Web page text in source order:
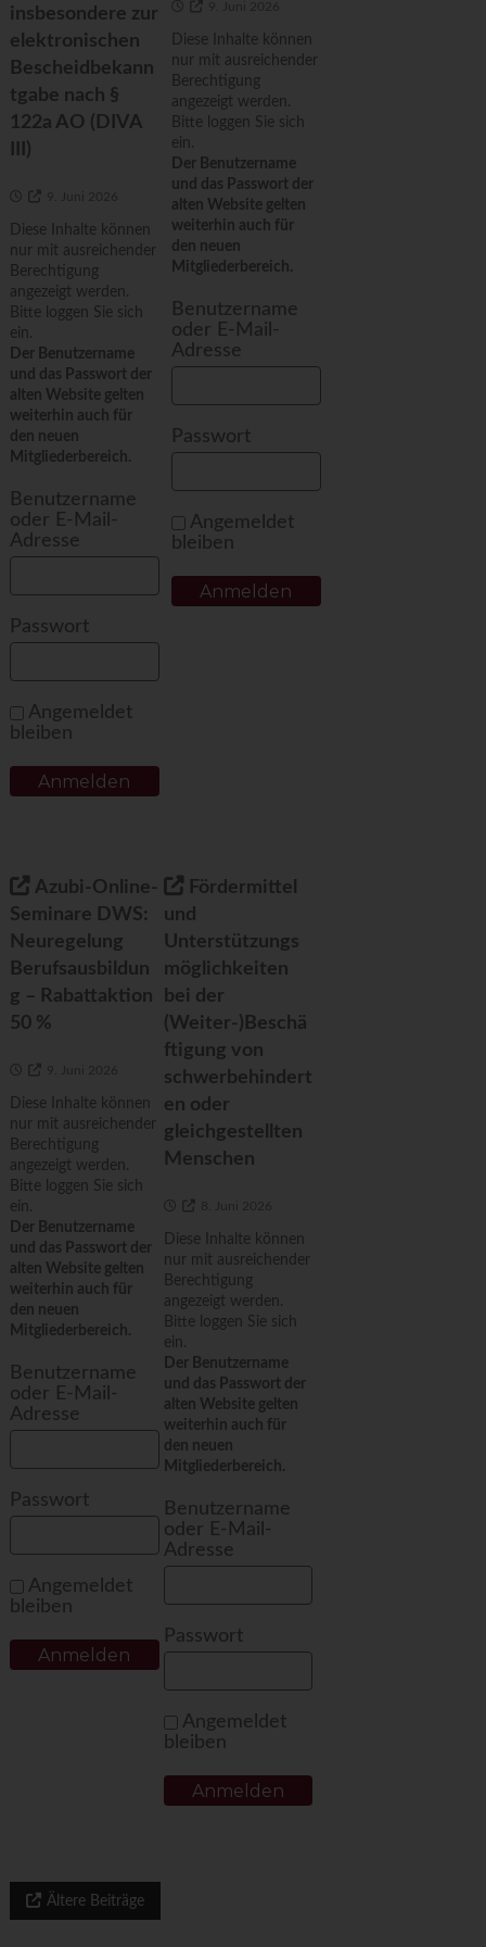
insbesondere zur
elektronischen
Bescheidbekann
tgabe nach §
122a AO (DIVA
III)
Diese Inhalte können
nur mit ausreichender
Berechtigung
angezeigt werden.
Bitte loggen Sie sich
ein.
Der Benutzername
und das Passwort der
alten Website gelten
weiterhin auch für
den neuen
Mitgliederbereich.
Benutzername
oder E-Mail-
Adresse
Passwort
Angemeldet
bleiben
Diese Inhalte können
nur mit ausreichender
Berechtigung
angezeigt werden.
Bitte loggen Sie sich
ein.
Der Benutzername
und das Passwort der
alten Website gelten
weiterhin auch für
den neuen
Mitgliederbereich.
Benutzername
oder E-Mail-
Adresse
Passwort
Angemeldet
bleiben
Azubi-Online-
Seminare DWS:
Neuregelung
Berufsausbildun
g – Rabattaktion
50 %
Diese Inhalte können
nur mit ausreichender
Berechtigung
angezeigt werden.
Bitte loggen Sie sich
ein.
Der Benutzername
und das Passwort der
alten Website gelten
weiterhin auch für
den neuen
Mitgliederbereich.
Benutzername
oder E-Mail-
Adresse
Passwort
Angemeldet
bleiben
Fördermittel
und
Unterstützungs
möglichkeiten
bei der
(Weiter-)Beschä
ftigung von
schwerbehindert
en oder
gleichgestellten
Menschen
Diese Inhalte können
nur mit ausreichender
Berechtigung
angezeigt werden.
Bitte loggen Sie sich
ein.
Der Benutzername
und das Passwort der
alten Website gelten
weiterhin auch für
den neuen
Mitgliederbereich.
Benutzername
oder E-Mail-
Adresse
Passwort
Angemeldet
bleiben
B
Ältere Beiträge